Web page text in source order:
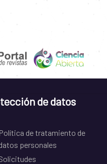
de datos
de tratamiento de
personales